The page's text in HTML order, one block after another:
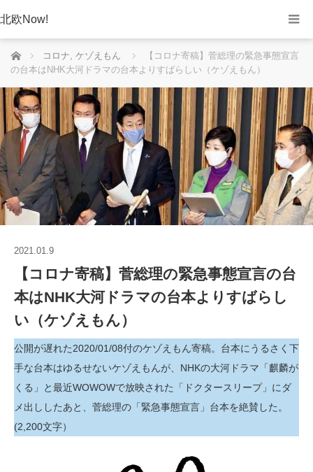
北欧Now!
ホーム コロナ, ケゾえもん
【コロナ寄稿】菅総理の緊急事態宣言
の台本はNHK大河ドラマの台本よりすばらしい（ケゾえもん）
2021.01.9
【コロナ寄稿】菅総理の緊急事態宣言の台
本はNHK大河ドラマの台本よりすばらし
い（ケゾえもん）
公開が遅れた2020/01/08付のケゾえもん寄稿。台本にうるさく下
手な台本はゆるせないケゾえもんが、NHKの大河ドラマ「麒麟が
くる」と最近WOWOWで放映された「ドクタースリープ」にダ
メ出ししたあと、菅総理の「緊急事態宣言」台本を絶賛した。
(2,200文字）